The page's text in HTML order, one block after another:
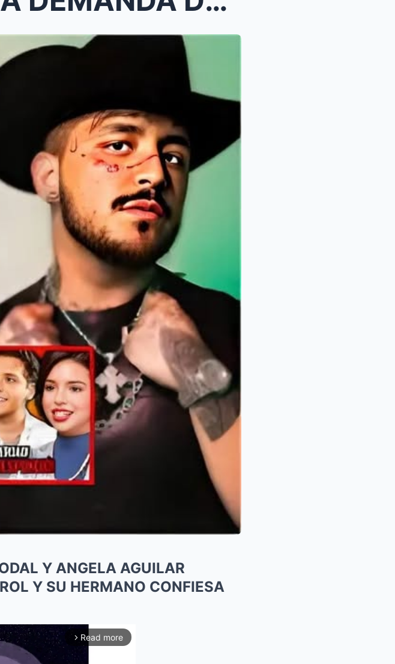
Y ANGELA AGUILAR
Y SU HERMANO CONFIESA
arrow_forward_ios Read more